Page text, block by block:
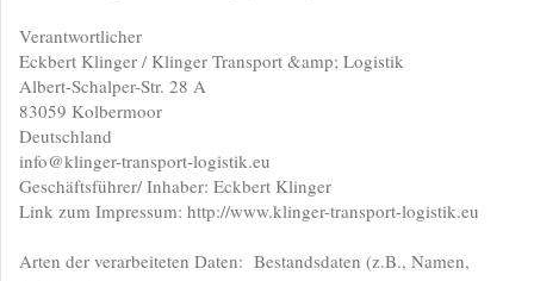
Verantwortlicher
Eckbert Klinger / Klinger Transport &amp; Logistik
Albert-Schalper-Str. 28 A
83059 Kolbermoor
Deutschland
info@klinger-transport-logistik.eu
Geschäftsführer/ Inhaber: Eckbert Klinger
Link zum Impressum: http://www.klinger-transport-logistik.eu
Arten der verarbeiteten Daten: Bestandsdaten (z.B., Namen,